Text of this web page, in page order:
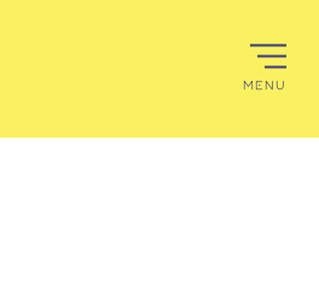
MENU